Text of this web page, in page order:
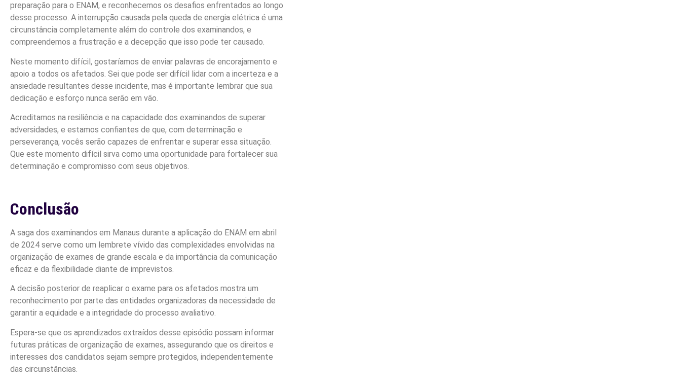
preparação para o ENAM, e reconhecemos os desafios enfrentados ao longo
desse processo. A interrupção causada pela queda de energia elétrica é uma
circunstância completamente além do controle dos examinandos, e
compreendemos a frustração e a decepção que isso pode ter causado.
Neste momento difícil, gostaríamos de enviar palavras de encorajamento e
apoio a todos os afetados. Sei que pode ser difícil lidar com a incerteza e a
ansiedade resultantes desse incidente, mas é importante lembrar que sua
dedicação e esforço nunca serão em vão.
Acreditamos na resiliência e na capacidade dos examinandos de superar
adversidades, e estamos confiantes de que, com determinação e
perseverança, vocês serão capazes de enfrentar e superar essa situação.
Que este momento difícil sirva como uma oportunidade para fortalecer sua
determinação e compromisso com seus objetivos.
Conclusão
A saga dos examinandos em Manaus durante a aplicação do ENAM em abril
de 2024 serve como um lembrete vívido das complexidades envolvidas na
organização de exames de grande escala e da importância da comunicação
eficaz e da flexibilidade diante de imprevistos.
A decisão posterior de reaplicar o exame para os afetados mostra um
reconhecimento por parte das entidades organizadoras da necessidade de
garantir a equidade e a integridade do processo avaliativo.
Espera-se que os aprendizados extraídos desse episódio possam informar
futuras práticas de organização de exames, assegurando que os direitos e
interesses dos candidatos sejam sempre protegidos, independentemente
das circunstâncias.